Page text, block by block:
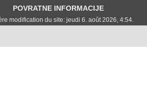
POVRATNE INFORMACIJE
modification du site: jeudi 6. août 2026, 4:54.